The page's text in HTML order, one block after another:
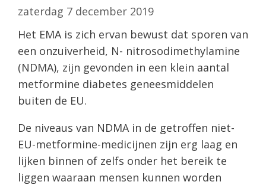
zaterdag 7 december 2019
Het EMA is zich ervan bewust dat sporen van
een onzuiverheid, N- nitrosodimethylamine
(NDMA), zijn gevonden in een klein aantal
metformine diabetes geneesmiddelen
buiten de EU.
De niveaus van NDMA in de getroffen niet-
EU-metformine-medicijnen zijn erg laag en
lijken binnen of zelfs onder het bereik te
liggen waaraan mensen kunnen worden